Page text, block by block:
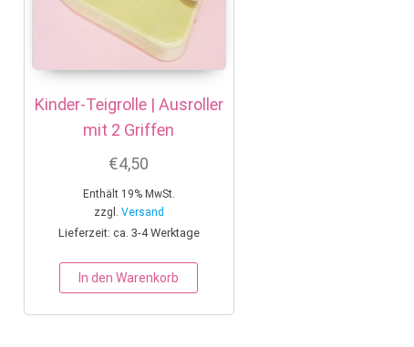
Kinder-Teigrolle | Ausroller
mit 2 Griffen
€4,50
Enthält 19% MwSt.
zzgl. Versand
Lieferzeit: ca. 3-4 Werktage
In den Warenkorb
Preis
Preis